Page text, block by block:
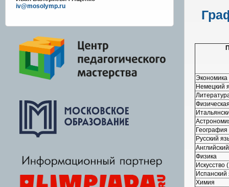
iv@mosolymp.ru
Экономика
Немецкий
География
Русский
Физика
Искусство
Испанский
Химия